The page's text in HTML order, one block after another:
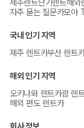
제주렌트단기렌트해외
자주 묻는 질문카모아
국내 인기 지역
제주 렌트카부산 렌트
해외 인기 지역
오키나와 렌트카괌 렌
해외 편도 렌트카